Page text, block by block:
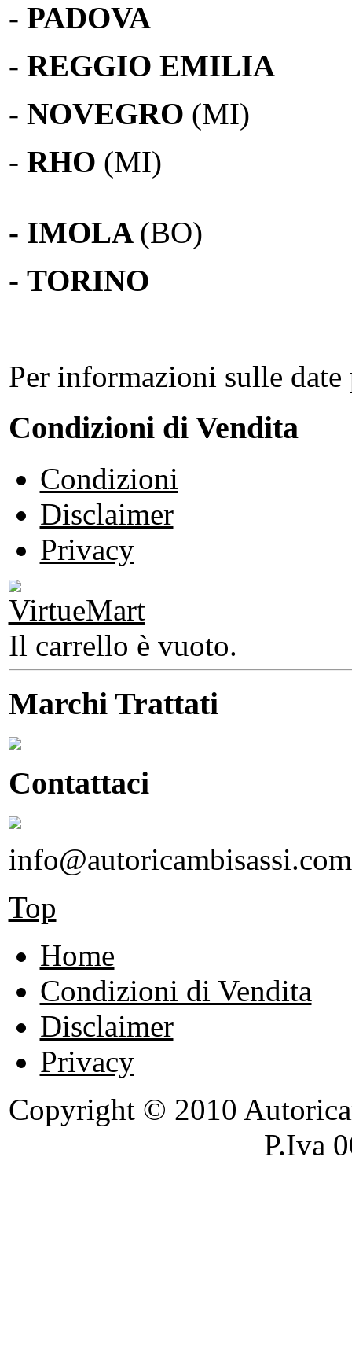
- PADOVA
- REGGIO EMILIA
- NOVEGRO (MI)
- RHO (MI)
- IMOLA (BO)
- TORINO
Per informazioni sulle
Condizioni di Vendita
Condizioni
Disclaimer
Privacy
Il carrello è vuoto.
Marchi Trattati
Contattaci
info@autoricambisassi.com
Top
Home
Condizioni di Vendita
Disclaimer
Privacy
Copyright © 2010
P.Iva